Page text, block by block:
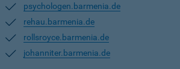
psychologen.barmenia.de
rehau.barmenia.de
rollsroyce.barmenia.de
johanniter.barmenia.de